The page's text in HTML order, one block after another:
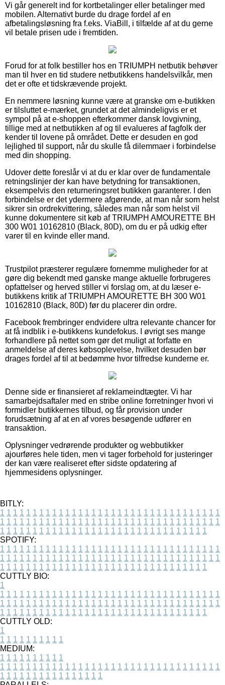
Vi går generelt ind for kortbetalinger eller betalinger med
mobilen. Alternativt burde du drage fordel af en
afbetalingsløsning fra f.eks. ViaBill, i tilfælde af at du gerne
vil betale prisen ude i fremtiden.
Forud for at folk bestiller hos en TRIUMPH netbutik behøver
man til hver en tid studere netbutikkens handelsvilkår, men
det er ofte et tidskrævende projekt.
En nemmere løsning kunne være at granske om e-butikken
er tilsluttet e-mærket, grundet at det almindeligvis er et
sympol på at e-shoppen efterkommer dansk lovgivning,
tillige med at netbutikken af og til evalueres af fagfolk der
kender til lovene på området. Dette er desuden en god
lejlighed til support, når du skulle få dilemmaer i forbindelse
med din shopping.
Udover dette foreslår vi at du er klar over de fundamentale
retningslinjer der kan have betydning for transaktionen,
eksempelvis den returneringsret butikken garanterer. I den
forbindelse er det ydermere afgørende, at man når som helst
sikrer sin ordrekvittering, således man når som helst vil
kunne dokumentere sit køb af TRIUMPH AMOURETTE BH
300 W01 10162810 (Black, 80D), om du er på udkig efter
varer til en kvinde eller mand.
Trustpilot præsterer regulære fornemme muligheder for at
gøre dig bekendt med ganske mange aktuelle forbrugeres
opfattelser og herved stiller vi forslag om, at du læser e-
butikkens kritik af TRIUMPH AMOURETTE BH 300 W01
10162810 (Black, 80D) før du placerer din ordre.
Facebook frembringer endvidere ultra relevante chancer for
at få indblik i e-butikkens kundefokus. I øvrigt ses mange
forhandlere på nettet som gør det muligt at forfatte en
anmeldelse af deres købsoplevelse, hvilket desuden bør
drages fordel af til at bedømme hvor tilfredse kunderne er.
Denne side er finansieret af reklameindtægter. Vi har
samarbejdsaftaler med en stribe online forretninger hvori vi
formidler butikkernes tilbud, og får provision under
forudsætning af at en af vores besøgende udfører en
transaktion.
Oplysninger vedrørende produkter og webbutikker
ajourføres hele tiden, men vi tager forbehold for justeringer
der kan være realiseret efter sidste opdatering af
hjemmesidens oplysninger.
BITLY:
1 1 1 1 1 1 1 1 1 1 1 1 1 1 1 1 1 1 1 1 1 1 1 1 1 1 1 1 1 1 1 1 1 1
1 1 1 1 1 1 1 1 1 1 1 1 1 1 1 1 1 1 1 1 1 1 1 1 1 1 1 1 1 1 1 1 1 1
1 1 1 1 1 1 1 1 1 1 1 1 1 1 1 1 1 1 1 1 1 1 1 1 1 1 1 1 1 1 1 1
SPOTIFY:
1 1 1 1 1 1 1 1 1 1 1 1 1 1 1 1 1 1 1 1 1 1 1 1 1 1 1 1 1 1 1 1 1 1
1 1 1 1 1 1 1 1 1 1 1 1 1 1 1 1 1 1 1 1 1 1 1 1 1 1 1 1 1 1 1 1 1 1
1 1 1 1 1 1 1 1 1 1 1 1 1 1 1 1 1 1 1 1 1 1 1 1 1 1 1 1 1 1 1 1
CUTTLY BIO:
1
1 1 1 1 1 1 1 1 1 1 1 1 1 1 1 1 1 1 1 1 1 1 1 1 1 1 1 1 1 1 1 1 1 1
1 1 1 1 1 1 1 1 1 1 1 1 1 1 1 1 1 1 1 1 1 1 1 1 1 1 1 1 1 1 1 1 1 1
1 1 1 1 1 1 1 1 1 1 1 1 1 1 1 1 1 1 1 1 1 1 1 1 1 1 1 1 1 1 1 1
CUTTLY OLD:
1
1 1 1 1 1 1 1 1 1 1
MEDIUM:
1 1 1 1 1 1 1 1 1 1
1 1 1 1 1 1 1 1 1 1 1 1 1 1 1 1 1 1 1 1 1 1 1 1 1 1 1 1 1 1 1 1 1 1
1 1 1 1 1 1 1 1 1 1 1 1 1 1 1 1